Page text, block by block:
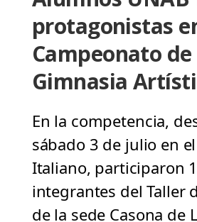
protagonistas
Campeonato de
Gimnasia
En la competencia,
sábado 3 de julio en
Italiano, participaron
integrantes del Taller
de la sede Casona de